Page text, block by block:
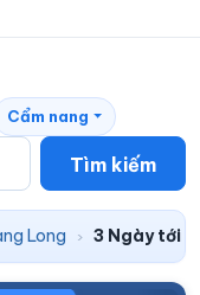
Tìm kiếm
Cẩm nang
Long › 3 Ngày tới